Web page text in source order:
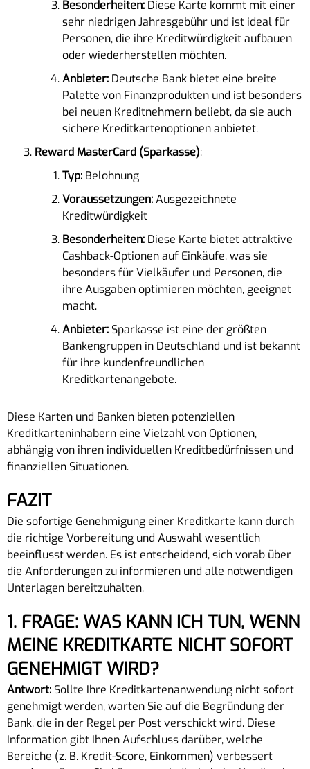
Besonderheiten: Diese Karte kommt mit einer
sehr niedrigen Jahresgebühr und ist ideal für
Personen, die ihre Kreditwürdigkeit aufbauen
oder wiederherstellen möchten.
Anbieter: Deutsche Bank bietet eine breite
Palette von Finanzprodukten und ist besonders
bei neuen Kreditnehmern beliebt, da sie auch
sichere Kreditkartenoptionen anbietet.
Reward MasterCard (Sparkasse):
Typ: Belohnung
Voraussetzungen:Ausgezeichnete
Kreditwürdigkeit
Besonderheiten: Diese Karte bietet attraktive
Cashback-Optionen auf Einkäufe, was sie
besonders für Vielkäufer und Personen, die
ihre Ausgaben optimieren möchten, geeignet
macht.
Anbieter: Sparkasse ist eine der größten
Bankengruppen in Deutschland und ist bekannt
für ihre kundenfreundlichen
Kreditkartenangebote.
Diese Karten und Banken bieten potenziellen
Kreditkarteninhabern eine Vielzahl von Optionen,
abhängig von ihren individuellen Kreditbedürfnissen und
finanziellen Situationen.
FAZIT
Die sofortige Genehmigung einer Kreditkarte kann durch
die richtige Vorbereitung und Auswahl wesentlich
beeinflusst werden. Es ist entscheidend, sich vorab über
die Anforderungen zu informieren und alle notwendigen
Unterlagen bereitzuhalten.
1. FRAGE: WAS KANN ICH TUN, WENN
MEINE KREDITKARTE NICHT SOFORT
GENEHMIGT WIRD?
Antwort: Sollte Ihre Kreditkartenanwendung nicht sofort
genehmigt werden, warten Sie auf die Begründung der
Bank, die in der Regel per Post verschickt wird. Diese
Information gibt Ihnen Aufschluss darüber, welche
Bereiche (z. B. Kredit-Score, Einkommen) verbessert